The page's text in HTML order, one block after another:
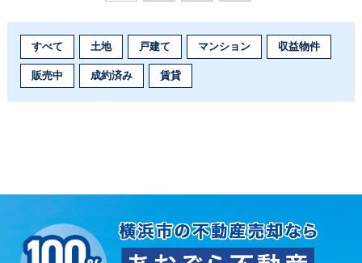
すべて 土地 戸建て マンション 収益物件
販売中 成約済み 賃貸